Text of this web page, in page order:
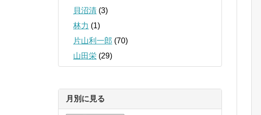
貝沼清 (3)
林力 (1)
片山利一郎 (70)
山田栄 (29)
月別に見る